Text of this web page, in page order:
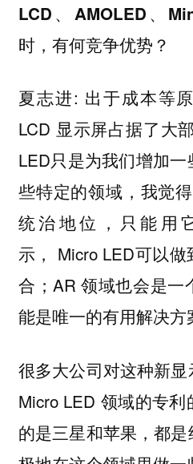
LCD、AMOLED、
时，有何竞争优势？
夏志进: 出于成本等
LCD 显示屏占据了大
LED只是为我们增加
些特定的领域，我觉
统治地位，只能用
示， Micro LED可以
合；AR 领域也会是
能是唯一的有用解决方
很多大公司对这种新显
Micro LED 领域的专
的是三星和苹果，都